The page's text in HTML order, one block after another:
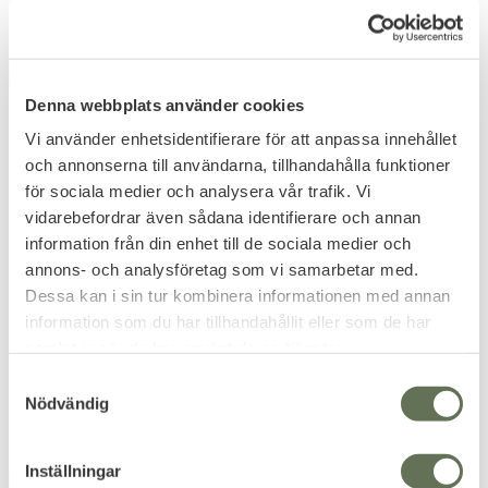
Denna webbplats använder cookies
Vi använder enhetsidentifierare för att anpassa innehållet
och annonserna till användarna, tillhandahålla funktioner
för sociala medier och analysera vår trafik. Vi
vidarebefordrar även sådana identifierare och annan
information från din enhet till de sociala medier och
annons- och analysföretag som vi samarbetar med.
Dessa kan i sin tur kombinera informationen med annan
information som du har tillhandahållit eller som de har
Nödvändig
Inställningar
Add to favorites
Liten Sniper Patch
Kardborre 12 Grå
Add to favorites
Läkaremärke Patch Stort
FAVORITE